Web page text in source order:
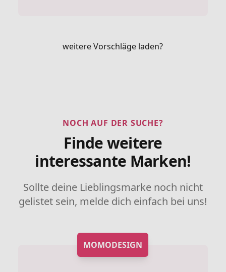
weitere Vorschläge laden?
NOCH AUF DER SUCHE?
Finde weitere
interessante Marken!
Sollte deine Lieblingsmarke noch nicht
gelistet sein, melde dich einfach bei uns!
MOMODESIGN